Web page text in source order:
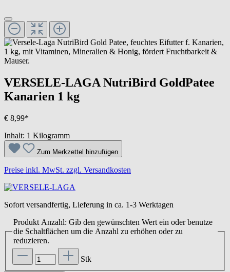
VERSELE-LAGA NutriBird GoldPatee
Kanarien 1 kg
€ 8,99*
Inhalt: 1 Kilogramm
Zum Merkzettel hinzufügen
Preise inkl. MwSt. zzgl. Versandkosten
Sofort versandfertig, Lieferung in ca. 1-3 Werktagen
Produkt Anzahl: Gib den gewünschten Wert ein oder benutze
die Schaltflächen um die Anzahl zu erhöhen oder zu
reduzieren.
Stk